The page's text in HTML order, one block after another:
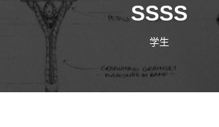
SSSS
学生